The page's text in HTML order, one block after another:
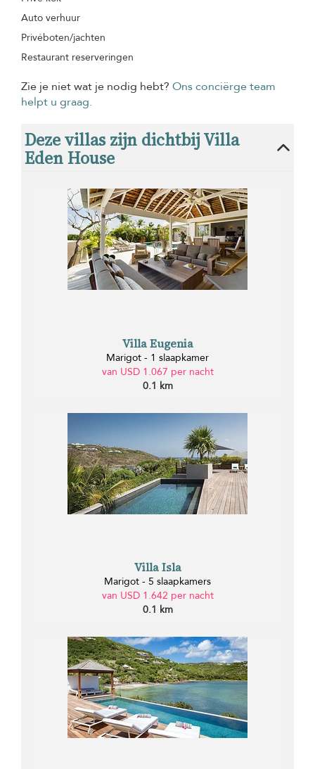
Auto verhuur
Privéboten/jachten
Restaurant reserveringen
Zie je niet wat je nodig hebt? Ons conciërge team
helpt u graag.
Deze villas zijn dichtbij Villa
Eden House
Villa Eugenia
Marigot - 1 slaapkamer
van USD 1.067 per nacht
0.1 km
Villa Isla
Marigot - 5 slaapkamers
van USD 1.642 per nacht
0.1 km